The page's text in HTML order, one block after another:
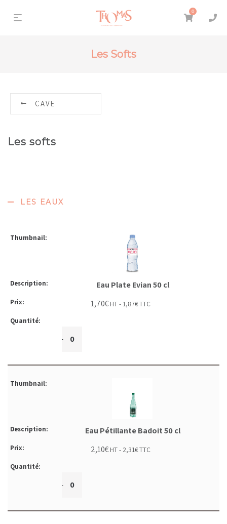
0
Les Softs
CAVE
Les softs
LES EAUX
Eau Plate Evian 50 cl
1,70€ HT - 1,87€TTC
+
Eau Pétillante Badoit 50 cl
2,10€ HT - 2,31€TTC
+